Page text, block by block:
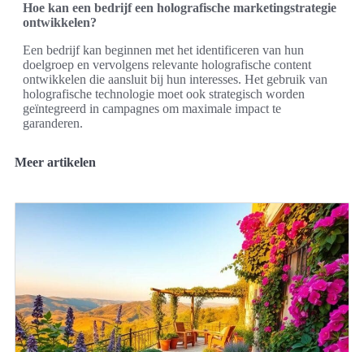
Hoe kan een bedrijf een holografische marketingstrategie
ontwikkelen?
Een bedrijf kan beginnen met het identificeren van hun
doelgroep en vervolgens relevante holografische content
ontwikkelen die aansluit bij hun interesses. Het gebruik van
holografische technologie moet ook strategisch worden
geïntegreerd in campagnes om maximale impact te
garanderen.
Meer artikelen